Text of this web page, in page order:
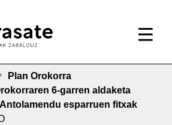
Plan Orokorra
6-garren aldaketa
esparruen fitxak